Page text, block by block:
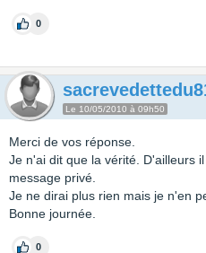
0
Le 10/05/2010 à 09h50
Merci de vos réponse.
Je n'ai dit que la vérité. D'ailleurs
message privé.
Je ne dirai plus rien mais je n'en
Bonne journée.
0